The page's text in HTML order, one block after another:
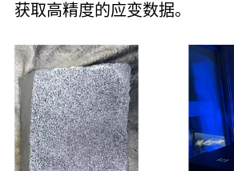
获取高精度的应变数据。